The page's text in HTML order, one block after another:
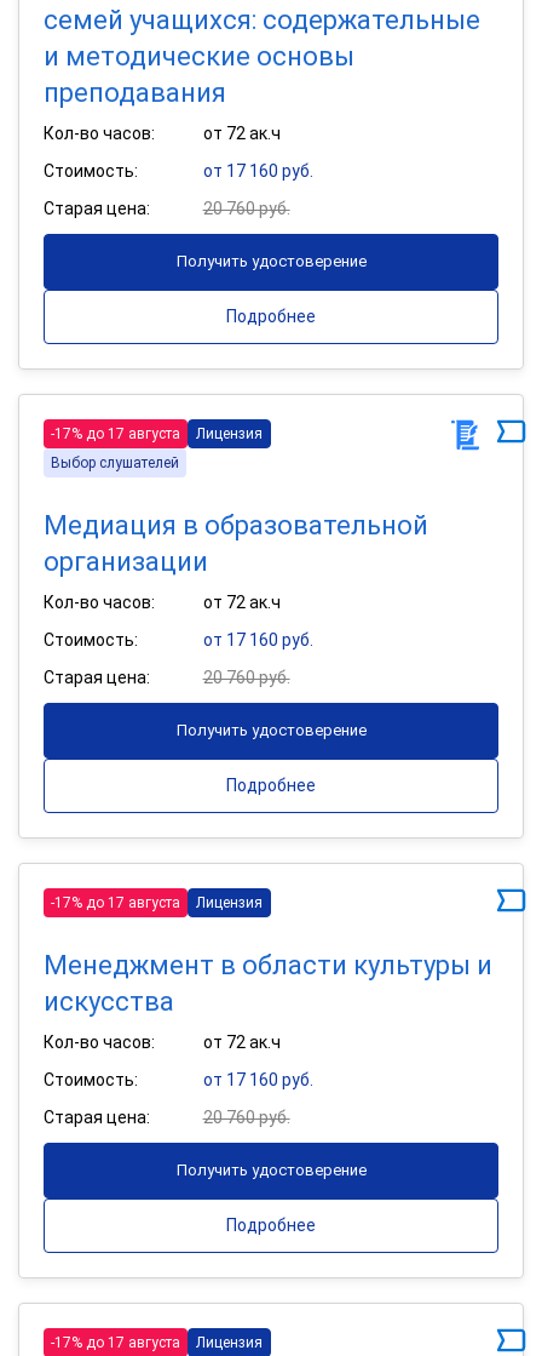
семей учащихся: содержательные
и методические основы
преподавания
Кол-во часов:
от 72 ак.ч
Стоимость:
от 17 160 руб.
Старая цена:
20 760 руб.
Получить удостоверение
Подробнее
-17% до 17 августа
Лицензия
Выбор слушателей
Медиация в образовательной
организации
Кол-во часов:
от 72 ак.ч
Стоимость:
от 17 160 руб.
Старая цена:
20 760 руб.
Получить удостоверение
Подробнее
-17% до 17 августа Лицензия
Менеджмент в области культуры и
искусства
Кол-во часов:
от 72 ак.ч
Стоимость:
от 17 160 руб.
Старая цена:
20 760 руб.
Получить удостоверение
Подробнее
-17% до 17 августа Лицензия